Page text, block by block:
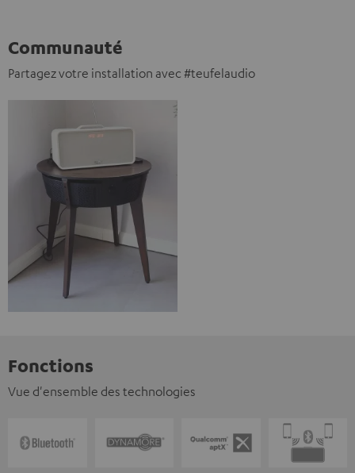
Communauté
Partagez votre installation avec #teufelaudio
Fonctions
Vue d'ensemble des technologies